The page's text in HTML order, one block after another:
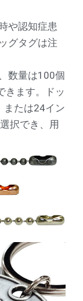
や認知症患
グタグは注
数量は100個
きます。ドッ
または24イン
択でき、用